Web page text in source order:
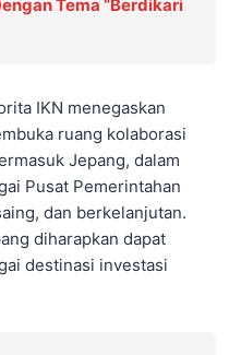
Tema “Berdikari
IKN menegaskan
ruang kolaborasi
Jepang, dalam
Pusat Pemerintahan
dan berkelanjutan.
diharapkan dapat
destinasi investasi